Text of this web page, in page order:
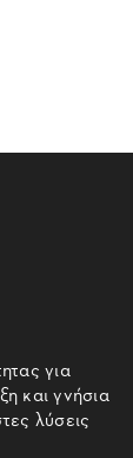
για
και γνήσια
λύσεις